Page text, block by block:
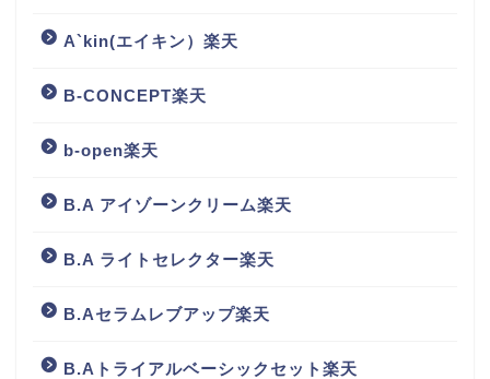
A`kin(エイキン）楽天
B-CONCEPT楽天
b-open楽天
B.A アイゾーンクリーム楽天
B.A ライトセレクター楽天
B.Aセラムレブアップ楽天
B.Aトライアルベーシックセット楽天